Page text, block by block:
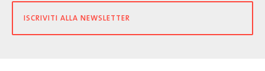
ISCRIVITI ALLA NEWSLETTER